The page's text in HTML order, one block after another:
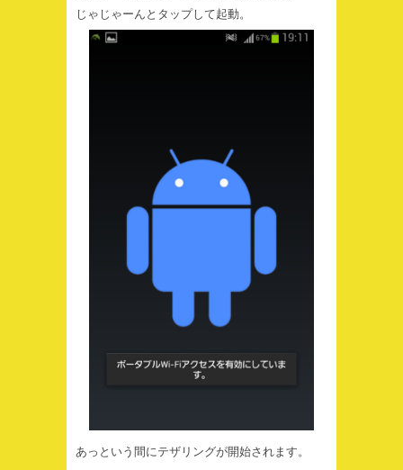
じゃじゃーんとタップして起動。
あっという間にテザリングが開始されます。